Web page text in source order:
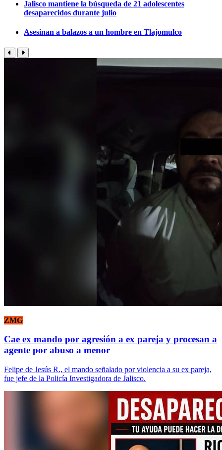
Jalisco mantiene la búsqueda de 21 adolescentes
desaparecidos durante julio
Asesinan a balazos a un hombre en Tlajomulco
ZMG
Cae ex mando por agresión a ex pareja y procesan a
agente por abuso a menor
Felipe de Jesús R., el mando señalado por violencia a su ex pareja,
fue jefe de la Policía Investigadora de Jalisco.